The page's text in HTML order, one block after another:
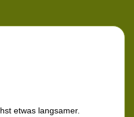
etwas langsamer.